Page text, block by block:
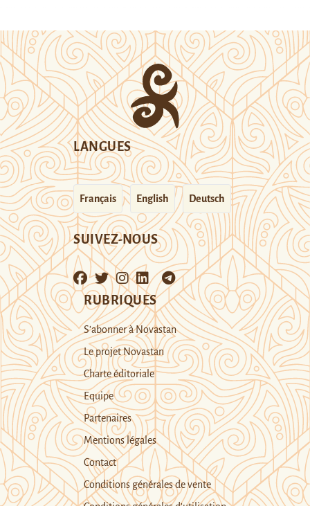
LANGUES
Français English Deutsch
SUIVEZ-NOUS
RUBRIQUES
S’abonner à Novastan
Le projet Novastan
Charte éditoriale
Equipe
Partenaires
Mentions légales
Contact
Conditions générales de vente